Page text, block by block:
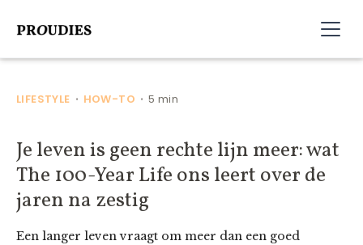
LIFESTYLE • HOW-TO •5 min
Je leven is geen rechte lijn meer: wat
The 100-Year Life ons leert over de
jaren na zestig
Een langer leven vraagt om meer dan een goed